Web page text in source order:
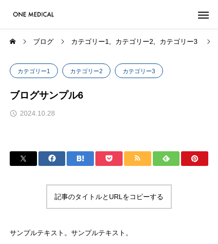
ブログ カテゴリー1 カテゴリー2 カテゴリー3
カテゴリー1 カテゴリー2 カテゴリー3
ブログサンプル6
2024.10.28
記事のタイトルとURLをコピーする
サンプルテキスト。サンプルテキスト。